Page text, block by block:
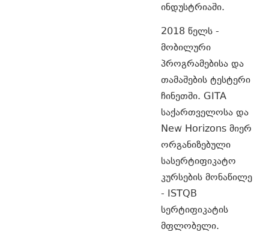
ინდუსტრიაში.
2018 წელს -
მობილური
პროგრამებისა და
თამაშების ტესტერი
ჩინეთში. GITA
საქართველოსა და
New Horizons მიერ
ორგანიზებული
სასერტიფიკატო
კურსების მონაწილე
- ISTQB
სერტიფიკატის
მფლობელი.